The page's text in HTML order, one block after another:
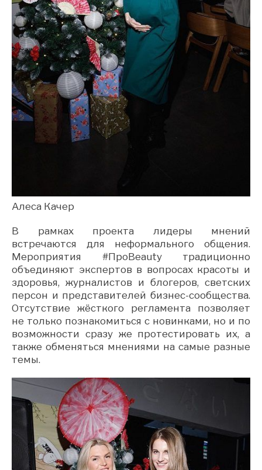
Алеса Качер
В рамках проекта лидеры мнений
встречаются для неформального общения.
Мероприятия #ПроBeauty традиционно
объединяют экспертов в вопросах красоты и
здоровья, журналистов и блогеров, светских
персон и представителей бизнес-сообщества.
Отсутствие жёсткого регламента позволяет
не только познакомиться с новинками, но и по
возможности сразу же протестировать их, а
также обменяться мнениями на самые разные
темы.